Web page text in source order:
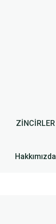
ZİNCİRLER
Hakkımızda